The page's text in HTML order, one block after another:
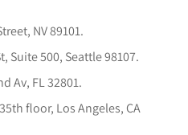
NV 89101.
Suite 500, Seattle 98107.
Av, FL 32801.
floor, Los Angeles, CA